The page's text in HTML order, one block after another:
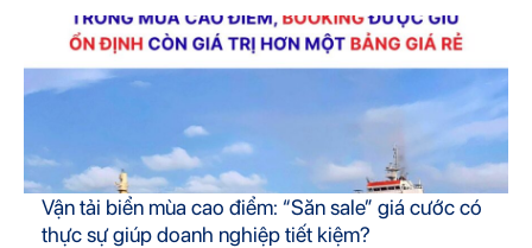
Vận tải biển mùa cao điểm: “Săn sale” giá cước có
thực sự giúp doanh nghiệp tiết kiệm?